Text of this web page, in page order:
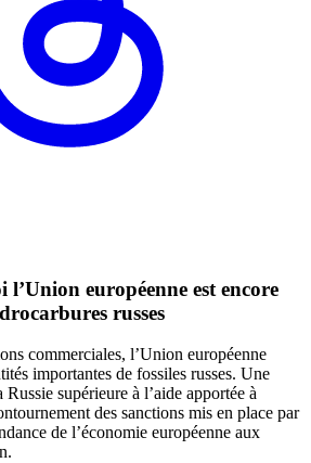
européenne est encore
russes
commerciales, l’Union européenne
importantes de fossiles russes. Une
supérieure à l’aide apportée à
des sanctions mis en place par
de l’économie européenne aux